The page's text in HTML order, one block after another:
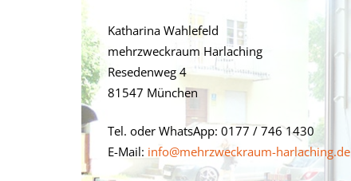
Katharina Wahlefeld
mehrzweckraum Harlaching
Resedenweg 4
81547 München
Tel. oder WhatsApp: 0177 / 746 1430
E-Mail: info@mehrzweckraum-harlaching.de